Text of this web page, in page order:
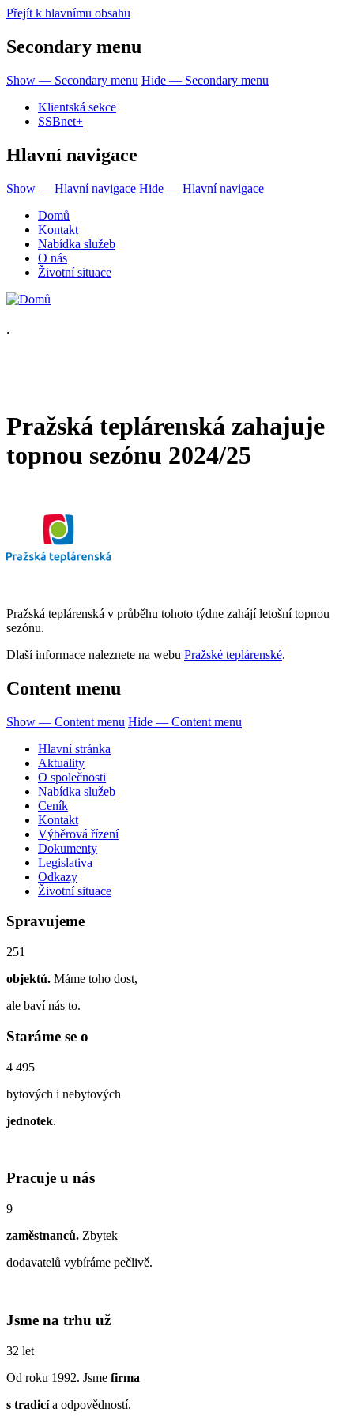
Přejít k hlavnímu obsahu
Secondary menu
Show — Secondary menu Hide — Secondary menu
Klientská sekce
SSBnet+
Hlavní navigace
Show — Hlavní navigace Hide — Hlavní navigace
Domů
Kontakt
Nabídka služeb
O nás
Životní situace
.
Pražská teplárenská zahajuje
topnou sezónu 2024/25
Pražská teplárenská v průběhu tohoto týdne zahájí letošní topnou
sezónu.
Dlaší informace naleznete na webu Pražské teplárenské.
Content menu
Show — Content menu Hide — Content menu
Hlavní stránka
Aktuality
O společnosti
Nabídka služeb
Ceník
Kontakt
Výběrová řízení
Dokumenty
Legislativa
Odkazy
Životní situace
Spravujeme
251
objektů. Máme toho dost,
ale baví nás to.
Staráme se o
4 495
bytových i nebytových
jednotek.
Pracuje u nás
9
zaměstnanců. Zbytek
dodavatelů vybíráme pečlivě.
Jsme na trhu už
32 let
Od roku 1992. Jsme firma
s tradicía odpovědností.